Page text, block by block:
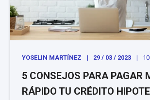
YOSELIN MARTÍNEZ 29 / 03 / 2023
5 CONSEJOS PARA PAGAR
RÁPIDO TU CRÉDITO